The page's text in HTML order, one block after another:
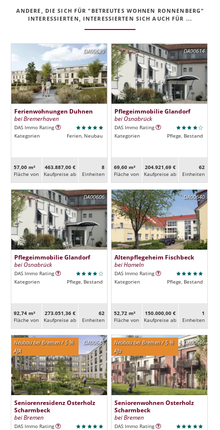
ANDERE, DIE SICH FÜR "BETREUTES WOHNEN RONNENBERG"
INTERESSIERTEN, INTERESSIERTEN SICH AUCH FÜR ...
DA00629
Ferienwohnungen Duhnen
bei Bremerhaven
DAS Immo Rating
Kategorien
Ferien, Neubau
57,00 m²
Fläche von
463.887,00 €
Kaufpreise ab
8
Ein­heiten
DA00614
Pflegeimmobilie Glandorf
bei Osnabrück
DAS Immo Rating
Kategorien
Pflege, Bestand
69,60 m²
Fläche von
204.921,69 €
Kaufpreise ab
62
Ein­heiten
DA00606
Pflegeimmobilie Glandorf
bei Osnabrück
DAS Immo Rating
Kategorien
Pflege, Bestand
92,74 m²
Fläche von
273.051,36 €
Kaufpreise ab
62
Ein­heiten
DA00640
Altenpflegeheim Fischbeck
bei Hameln
DAS Immo Rating
Kategorien
Pflege, Bestand
52,72 m²
Fläche von
150.000,00 €
Kaufpreise ab
1
Ein­heiten
DA00645
Neubau bei Bremen / 5 %
AfA
Seniorenresidenz Osterholz
Scharmbeck
bei Bremen
DAS Immo Rating
DA00646
Neubau bei Bremen / 5 %
Afa
Seniorenwohnen Osterholz
Scharmbeck
bei Bremen
DAS Immo Rating